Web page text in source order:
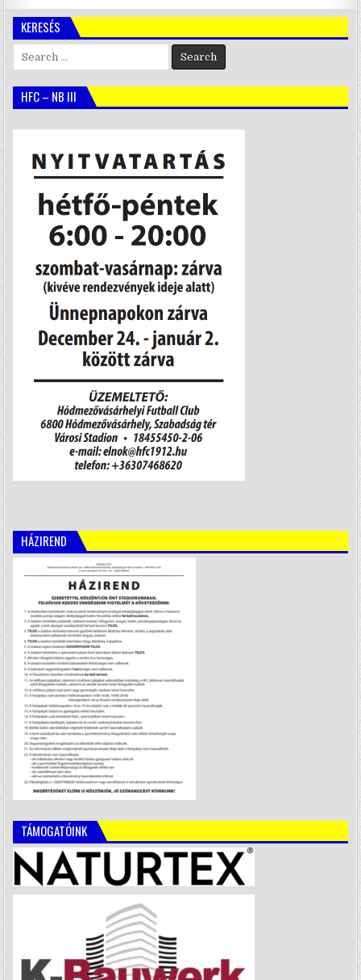
KERESÉS
Search
for:
HFC – NB III
HÁZIREND
TÁMOGATÓINK